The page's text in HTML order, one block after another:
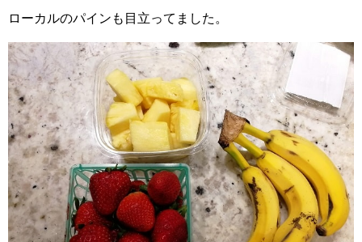
ローカルのパインも目立ってました。